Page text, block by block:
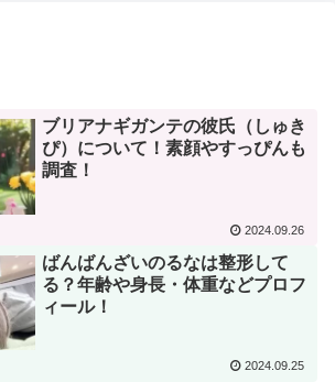
ブリアナギガンテの彼氏（しゅき
ぴ）について！素顔やすっぴんも
調査！
2024.09.26
ばんばんざいのるなは整形して
る？年齢や身長・体重などプロフ
ィール！
2024.09.25